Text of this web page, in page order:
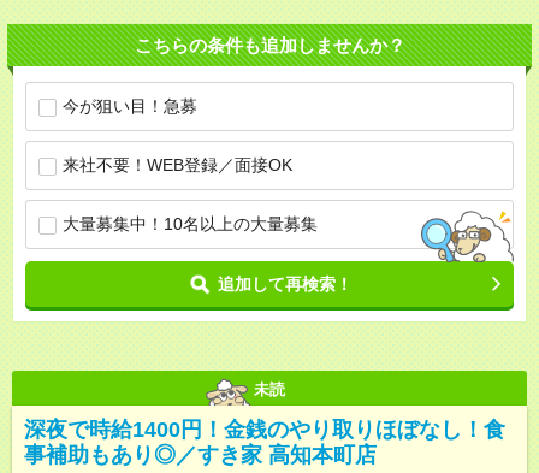
こちらの条件も追加しませんか？
今が狙い目！急募
来社不要！WEB登録／面接OK
大量募集中！10名以上の大量募集
追加して再検索！
未読
深夜で時給1400円！金銭のやり取りほぼなし！食
事補助もあり◎／すき家 高知本町店